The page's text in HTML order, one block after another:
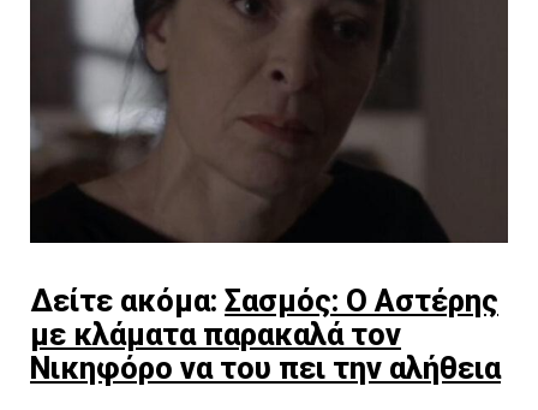
Δείτε ακόμα: Σασμός: Ο Αστέρης
με κλάματα παρακαλά τον
Νικηφόρο να του πει την αλήθεια